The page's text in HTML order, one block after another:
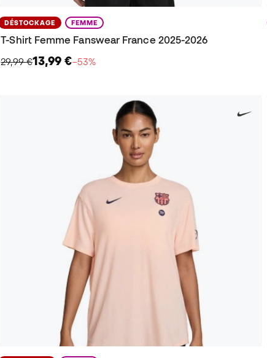
DÉSTOCKAGE FEMME
T-Shirt Femme Fanswear France 2025-2026
29,99 €13,99 €−53%